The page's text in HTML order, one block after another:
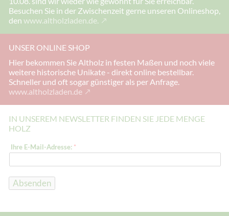
Besuchen Sie in der Zwischenzeit gerne unseren Onlineshop,
den www.altholzladen.de.
UNSER ONLINE SHOP
Hier bekommen Sie Altholz in festen Maßen und noch viele
weitere historische Unikate - direkt online bestellbar.
Schneller und oft sogar günstiger als per Anfrage.
www.altholzladen.de
IN UNSEREM NEWSLETTER FINDEN SIE JEDE MENGE
HOLZ
-
a
-
r
Ihre E-Mail-Adresse: *
Absenden